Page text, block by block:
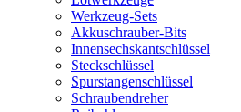
Werkzeug-Sets
Akkuschrauber-Bits
Innensechskantschlüssel
Steckschlüssel
Spurstangenschlüssel
Schraubendreher